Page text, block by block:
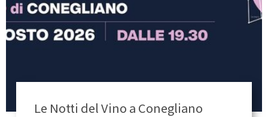
Le Notti del Vino a Conegliano